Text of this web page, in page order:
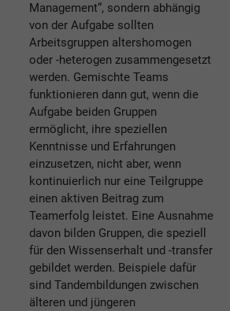
Management“, sondern abhängig
von der Aufgabe sollten
Arbeitsgruppen altershomogen
oder -heterogen zusammengesetzt
werden. Gemischte Teams
funktionieren dann gut, wenn die
Aufgabe beiden Gruppen
ermöglicht, ihre speziellen
Kenntnisse und Erfahrungen
einzusetzen, nicht aber, wenn
kontinuierlich nur eine Teilgruppe
einen aktiven Beitrag zum
Teamerfolg leistet. Eine Ausnahme
davon bilden Gruppen, die speziell
für den Wissenserhalt und -transfer
gebildet werden. Beispiele dafür
sind Tandembildungen zwischen
älteren und jüngeren